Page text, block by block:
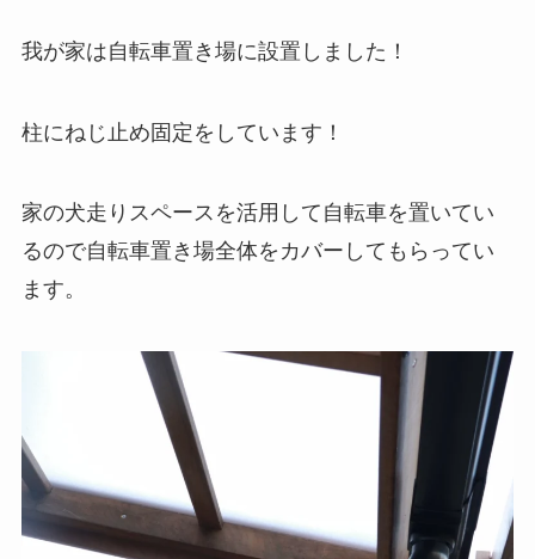
我が家は自転車置き場に設置しました！
柱にねじ止め固定をしています！
家の犬走りスペースを活用して自転車を置いてい
るので自転車置き場全体をカバーしてもらってい
ます。